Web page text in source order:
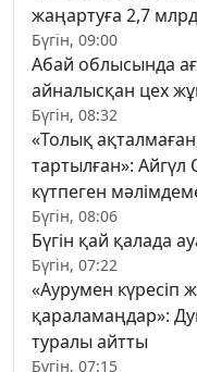
жаңартуға 2,7
Бүгін, 09:00
Абай облысында
айналысқан цех
Бүгін, 08:32
«Толық
тартылған»:
күтпеген
Бүгін, 08:06
Бүгін қай қалада
Бүгін, 07:22
«Аурумен күресіп
қараламаңдар»:
туралы айтты
Бүгін, 07:15